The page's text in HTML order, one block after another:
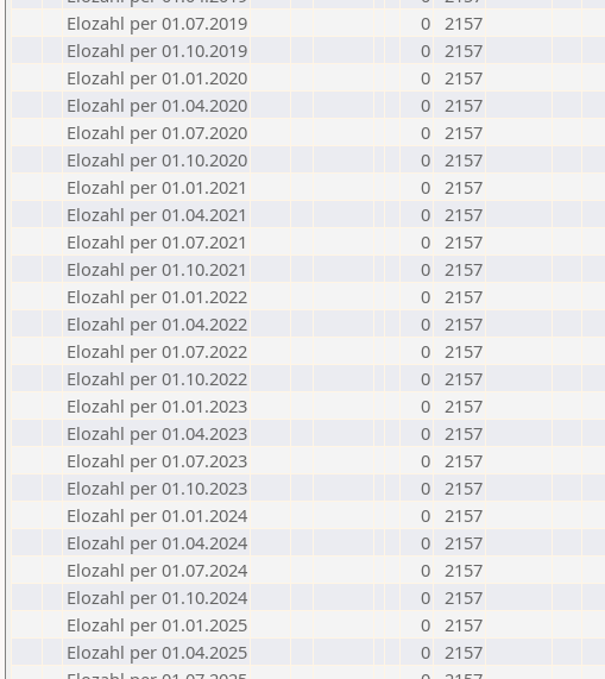
Elozahl per 01.07.2019
0 2157
Elozahl per 01.10.2019
0 2157
Elozahl per 01.01.2020
0 2157
Elozahl per 01.04.2020
0 2157
Elozahl per 01.07.2020
0 2157
Elozahl per 01.10.2020
0 2157
Elozahl per 01.01.2021
0 2157
Elozahl per 01.04.2021
0 2157
Elozahl per 01.07.2021
0 2157
Elozahl per 01.10.2021
0 2157
Elozahl per 01.01.2022
0 2157
Elozahl per 01.04.2022
0 2157
Elozahl per 01.07.2022
0 2157
Elozahl per 01.10.2022
0 2157
Elozahl per 01.01.2023
0 2157
Elozahl per 01.04.2023
0 2157
Elozahl per 01.07.2023
0 2157
Elozahl per 01.10.2023
0 2157
Elozahl per 01.01.2024
0 2157
Elozahl per 01.04.2024
0 2157
Elozahl per 01.07.2024
0 2157
Elozahl per 01.10.2024
0 2157
Elozahl per 01.01.2025
0 2157
Elozahl per 01.04.2025
0 2157